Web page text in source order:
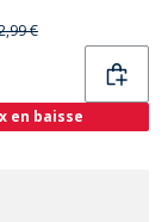
€
en baisse